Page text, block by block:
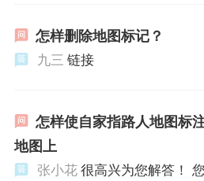
怎样删除地图标记？
九三 链接
怎样使自家指路人地图标
地图上
张小花很高兴为您解答！